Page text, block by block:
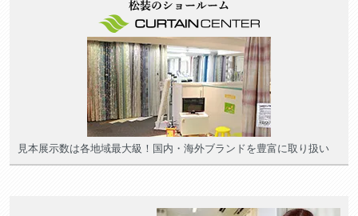
見本展示数は各地域最大級！国内・海外ブランドを豊富に取り扱い